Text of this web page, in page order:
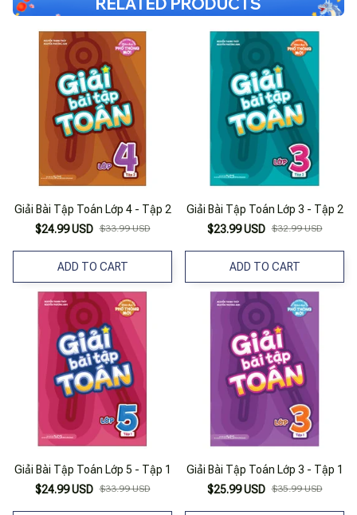
Giải Bài Tập Toán Lớp 4 - Tập 2
$24.99 USD $33.99 USD
ADD TO CART
Giải Bài Tập Toán Lớp 3 - Tập 2
$23.99 USD $32.99 USD
ADD TO CART
Giải Bài Tập Toán Lớp 5 - Tập 1
$24.99 USD $33.99 USD
Giải Bài Tập Toán Lớp 3 - Tập 1
$25.99 USD $35.99 USD